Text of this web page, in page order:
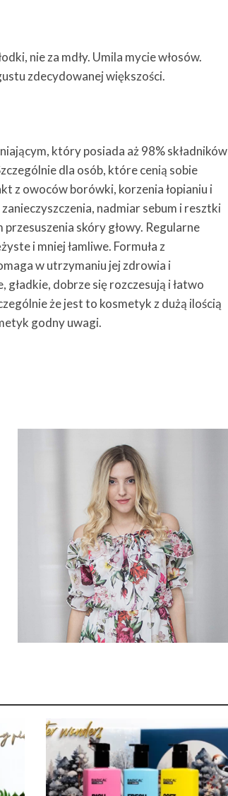
nie za mdły. Umila mycie włosów.
zdecydowanej większości.
który posiada aż 98% składników
dla osób, które cenią sobie
z owoców borówki, korzenia łopianiu i
nadmiar sebum i resztki
skóry głowy. Regularne
i mniej łamliwe. Formuła z
w utrzymaniu jej zdrowia i
dobrze się rozczesują i łatwo
że jest to kosmetyk z dużą ilością
godny uwagi.